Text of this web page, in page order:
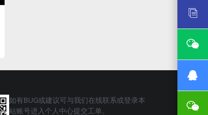
如有BUG或建议可与我们在线联系或登录本
站账号进入个人中心提交工单。